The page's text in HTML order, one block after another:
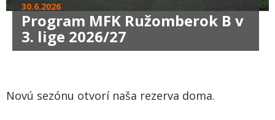
30.6.2026
Program MFK Ružomberok B v
3. lige 2026/27
Novú sezónu otvorí naša rezerva doma.